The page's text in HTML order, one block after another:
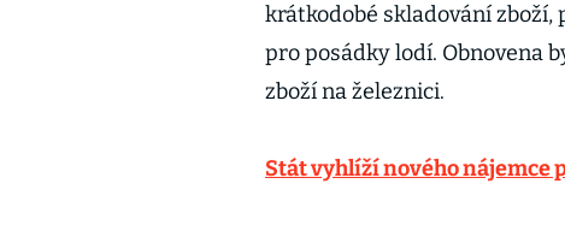
krátkodobé skladování
pro posádky lodí. Obnovena
zboží na železnici.
Stát vyhlíží nového nájemce